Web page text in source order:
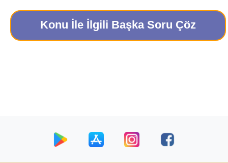
Konu İle İlgili Başka Soru Çöz